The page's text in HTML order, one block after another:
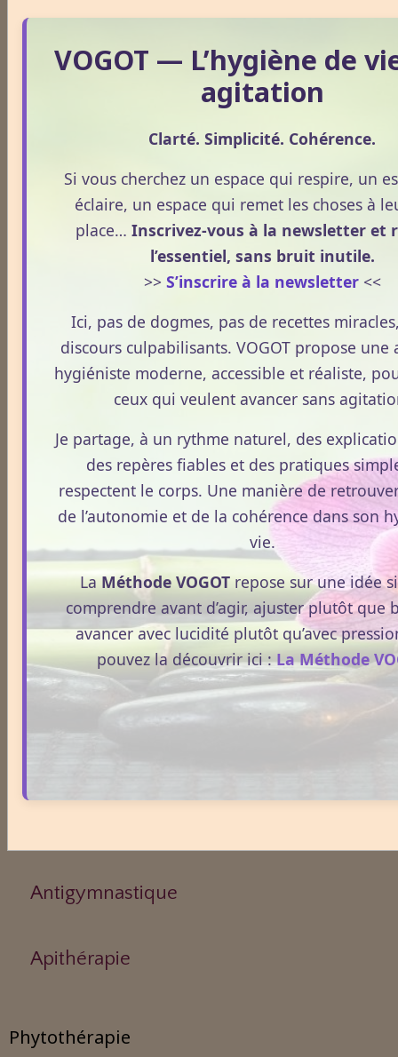
Odeurs corporelles et transpiration.
Médecines Holistiques
Plantes / affections
Addiction
Aphrodisiaque
Médecines Douces
Actinologie
Antigymnastique
Apithérapie
Phytothérapie
VOGOT — L’hygiène de
agitation
Clarté. Simplicité. Cohérence.
Si vous cherchez un espace qui respire, un
éclaire, un espace qui remet les choses à
place… Inscrivez-vous à la newsletter et
l’essentiel, sans bruit inutile.
>> S’inscrire à la newsletter<<
Ici, pas de dogmes, pas de recettes
discours culpabilisants. VOGOT propose une
hygiéniste moderne, accessible et réaliste,
ceux qui veulent avancer sans
Je partage, à un rythme naturel, des
des repères fiables et des pratiques
respectent le corps. Une manière de
de l’autonomie et de la cohérence dans son
vie.
LaMéthode VOGOT repose sur une idée
comprendre avant d’agir, ajuster plutôt que
avancer avec lucidité plutôt qu’avec
pouvez la découvrir ici :La Méthode